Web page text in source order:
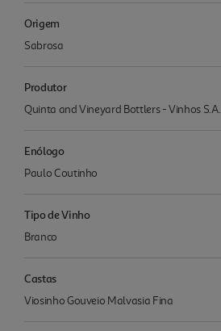
Origem
Sabrosa
Produtor
Quinta and Vineyard Bottlers - Vinhos S.A.
Enólogo
Paulo Coutinho
Tipo de Vinho
Branco
Castas
Viosinho Gouveio Malvasia Fina